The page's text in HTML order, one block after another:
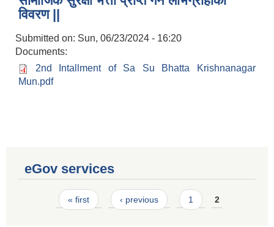
विवरण ||
Submitted on: Sun, 06/23/2024 - 16:20
Documents:
2nd Intallment of Sa Su Bhatta Krishnanagar
Mun.pdf
eGov services
Pages« first ‹ previous 1 2